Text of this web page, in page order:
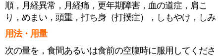
順，月経異常，月経痛，更年期障害，血の道症，肩こ
り，めまい，頭重，打ち身（打撲症），しもやけ，しみ
用法・用量
次の量を，食間あるいは食前の空腹時に服用してくださ